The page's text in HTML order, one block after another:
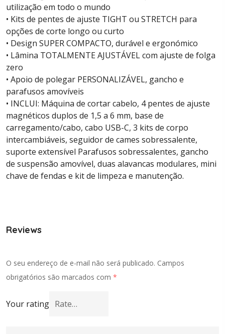
utilização em todo o mundo
• Kits de pentes de ajuste TIGHT ou STRETCH para
opções de corte longo ou curto
• Design SUPER COMPACTO, durável e ergonómico
• Lâmina TOTALMENTE AJUSTÁVEL com ajuste de folga
zero
• Apoio de polegar PERSONALIZÁVEL, gancho e
parafusos amovíveis
• INCLUI: Máquina de cortar cabelo, 4 pentes de ajuste
magnéticos duplos de 1,5 a 6 mm, base de
carregamento/cabo, cabo USB-C, 3 kits de corpo
intercambiáveis, seguidor de cames sobressalente,
suporte extensível Parafusos sobressalentes, gancho
de suspensão amovível, duas alavancas modulares, mini
chave de fendas e kit de limpeza e manutenção.
Reviews
O seu endereço de e-mail não será publicado. Campos
obrigatórios são marcados com *
Your rating